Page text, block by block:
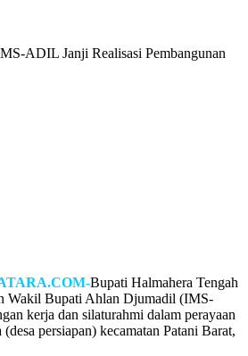
ADIL Janji Realisasi Pembangunan
Bupati Halmahera Tengah
Wakil Bupati Ahlan Djumadil (IMS-
kerja dan silaturahmi dalam perayaan
persiapan) kecamatan Patani Barat,